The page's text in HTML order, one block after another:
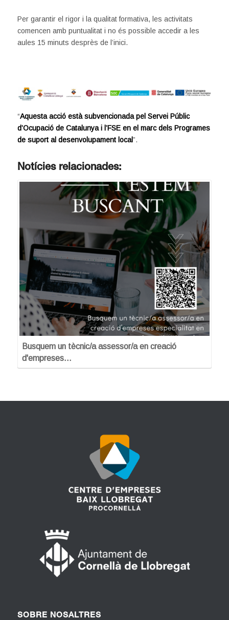
Per garantir el rigor i la qualitat formativa, les activitats
comencen amb puntualitat i no és possible accedir a les
aules 15 minuts desprès de l’inici.
“Aquesta acció està subvencionada pel Servei Públic
d’Ocupació de Catalunya i l’FSE en el marc dels Programes
de suport al desenvolupament local”.
Notícies relacionades:
Busquem un tècnic/a assessor/a en creació
d'empreses…
SOBRE NOSALTRES